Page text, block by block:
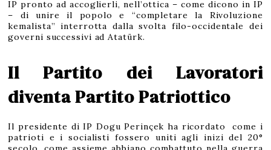
IP pronto ad accoglierli, nell’ottica – come dicono in IP
– di unire il popolo e “completare la Rivoluzione
kemalista” interrotta dalla svolta filo-occidentale dei
governi successivi ad Atatürk.
Il Partito dei Lavoratori
diventa Partito Patriottico
Il presidente di IP Dogu Perinçek ha ricordato come i
patrioti e i socialisti fossero uniti agli inizi del 20°